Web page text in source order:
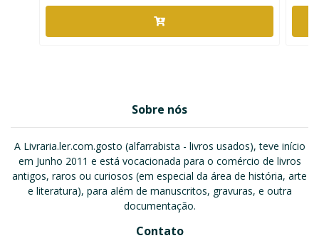
Sobre nós
A Livraria.ler.com.gosto (alfarrabista - livros usados), teve início
em Junho 2011 e está vocacionada para o comércio de livros
antigos, raros ou curiosos (em especial da área de história, arte
e literatura), para além de manuscritos, gravuras, e outra
documentação.
Contato